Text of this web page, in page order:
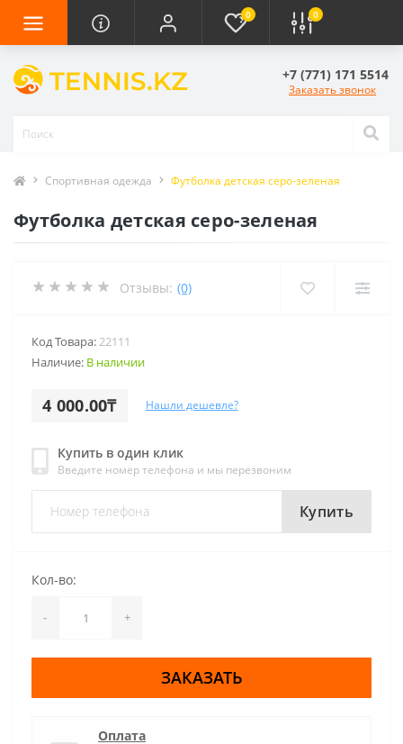
0 0
+7 (771) 171 5514
Заказать звонок
Спортивная одежда Футболка детская серо-зеленая
Футболка детская серо-зеленая
Отзывы: (0)
Код Товара:22111
Наличие: В наличии
4 000.00₸ Нашли дешевле?
Купить в один клик
Введите номер телефона и мы перезвоним
Купить
Кол-во:
- +
ЗАКАЗАТЬ
Оплата